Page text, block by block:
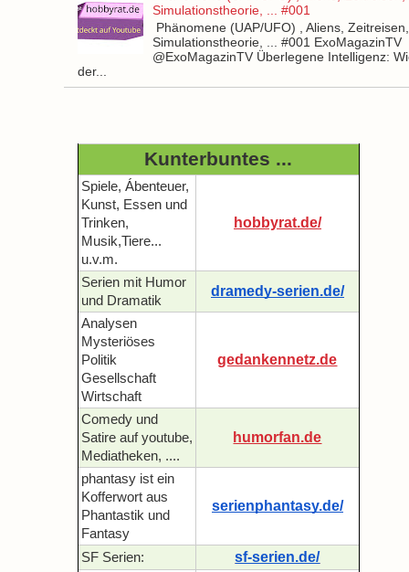
Simulationstheorie, ... #001
Phänomene (UAP/UFO) , Aliens, Zeitreisen,
Simulationstheorie, ... #001 ExoMagazinTV
@ExoMagazinTV Überlegene Intelligenz:
der...
Kunterbuntes ...
Spiele, Ábenteuer,
Kunst, Essen und
Trinken,
Musik,Tiere...
u.v.m.
hobbyrat.de/
Serien mit Humor
und Dramatik
dramedy-serien.de/
Analysen
Mysteriöses
Politik
Gesellschaft
Wirtschaft
gedankennetz.de
Comedy und
Satire auf youtube,
Mediatheken, ....
humorfan.de
phantasy ist ein
Kofferwort aus
Phantastik und
Fantasy
serienphantasy.de/
SF Serien: sf-serien.de/